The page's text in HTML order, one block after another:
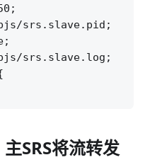
srs.slave.pid;
srs.slave.log;
SRS将流转发